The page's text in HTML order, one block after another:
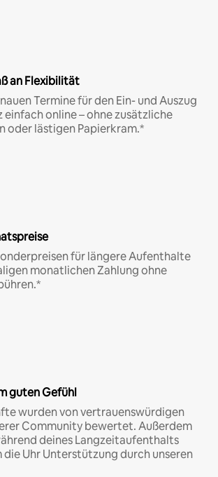
an Flexibilität
Termine für den Ein- und Auszug
einfach online – ohne zusätzliche
oder lästigen Papierkram.*
für längere Aufenthalte
monatlichen Zahlung ohne
guten Gefühl
wurden von vertrauenswürdigen
Community bewertet. Außerdem
deines Langzeitaufenthalts
Uhr Unterstützung durch unseren